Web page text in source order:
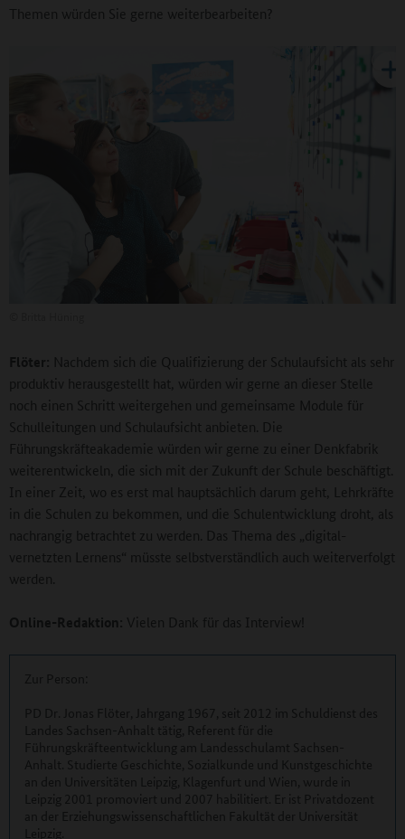
Themen würden Sie gerne weiterbearbeiten?
Flöter: Nachdem sich die Qualifizierung der Schulaufsicht als sehr
produktiv herausgestellt hat, würden wir gerne an dieser Stelle
noch einen Schritt weitergehen und gemeinsame Module für
Schulleitungen und Schulaufsicht anbieten. Die
Führungskräfteakademie würden wir gerne zu einer Denkfabrik
weiterentwickeln, die sich mit der Zukunft der Schule beschäftigt.
In einer Zeit, wo es erst mal hauptsächlich darum geht, Lehrkräfte
in die Schulen zu bekommen, und die Schulentwicklung droht, als
nachrangig betrachtet zu werden. Das Thema des „digital-
vernetzten Lernens“ müsste selbstverständlich auch weiterverfolgt
werden.
Online-Redaktion: Vielen Dank für das Interview!